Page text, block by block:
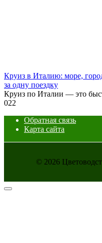
Круиз в Италию: море,
за одну поездку
Круиз по Италии — это
022
Обратная связь
Карта сайта
© 2026